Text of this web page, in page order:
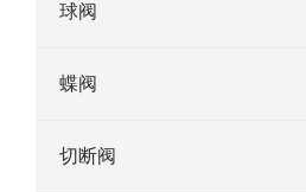
球阀
蝶阀
切断阀